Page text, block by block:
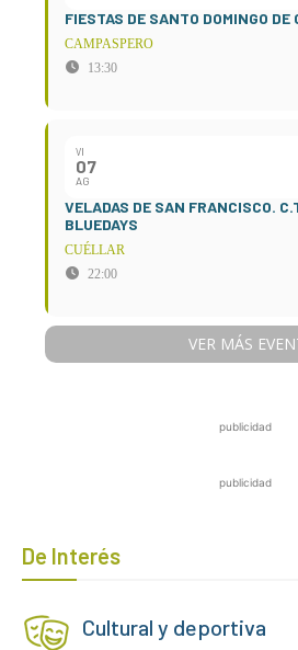
FIESTAS DE SANTO DOMINGO DE
CAMPASPERO
13:30
VI
07
AG
VELADAS DE SAN FRANCISCO.
BLUEDAYS
CUÉLLAR
22:00
VER MÁS
publicidad
publicidad
De Interés
Cultural y deportiva